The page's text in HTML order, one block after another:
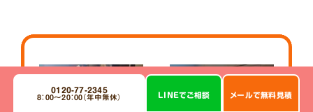
作業前 作業後
0120-77-2345
8：00～20：00（年中無休）
LINEで ご相談 メールで無料見積